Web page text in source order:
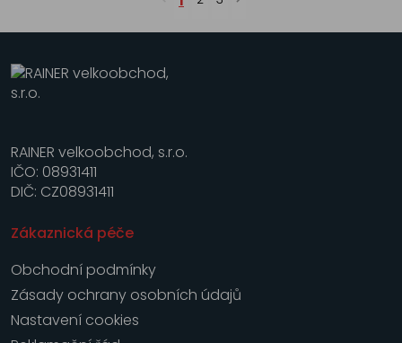
RAINER velkoobchod, s.r.o.
IČO: 08931411
DIČ: CZ08931411
Zákaznická péče
Obchodní podmínky
Zásady ochrany osobních údajů
Nastavení cookies